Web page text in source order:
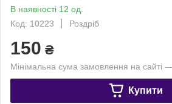
В наявності 12 од.
Код: 10223
Роздріб
150 ₴
Мінімальна сума замовлення на сайті
Купити